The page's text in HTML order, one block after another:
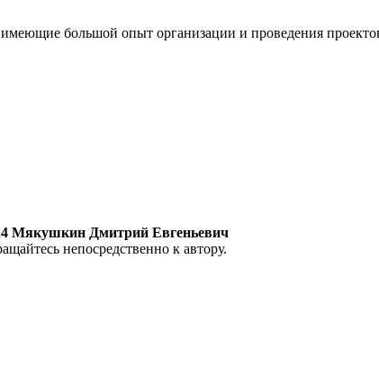
большой опыт организации и проведения
Мякушкин Дмитрий Евгеньевич
непосредственно к автору.